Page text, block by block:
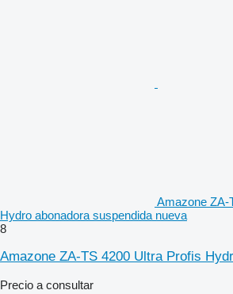
Amazone ZA-
Hydro abonadora suspendida nueva
8
Amazone ZA-TS 4200 Ultra Profis
Precio a consultar